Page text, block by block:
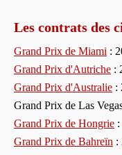
Les contrats des
Grand Prix de Miami :
Grand Prix d'Autriche :
Grand Prix d'Australie :
Grand Prix de Las
Grand Prix de Hongrie
Grand Prix de Bahreïn :